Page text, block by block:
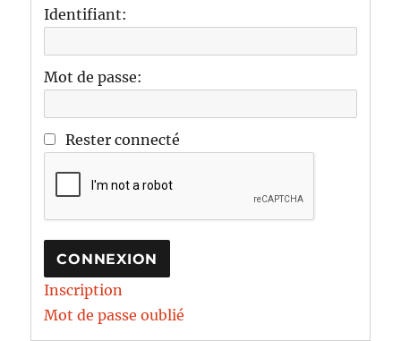
Identifiant:
Mot de passe:
Rester connecté
CONNEXION
Inscription
Mot de passe oublié